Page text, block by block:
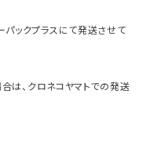
パックプラスにて発送させて
は、クロネコヤマトでの発送